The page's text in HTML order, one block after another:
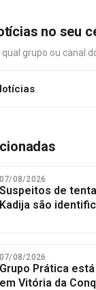
no seu
grupo ou canal
07/08/2026
Suspeitos de
Kadija são
07/08/2026
Grupo Prática
em Vitória da